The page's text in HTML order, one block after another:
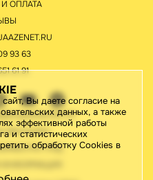
Вы даете согласие на
данных, а также
эффективной работы
и статистических
обработку Cookies в
ОПЛАТА
93 63
61 91
РАССЫЛКУ
ПНД